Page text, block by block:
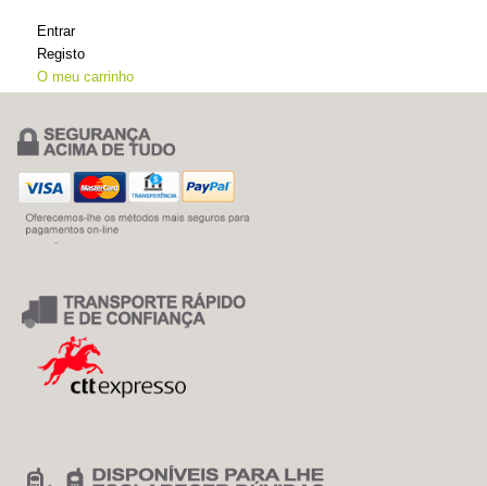
Entrar
Registo
O meu carrinho